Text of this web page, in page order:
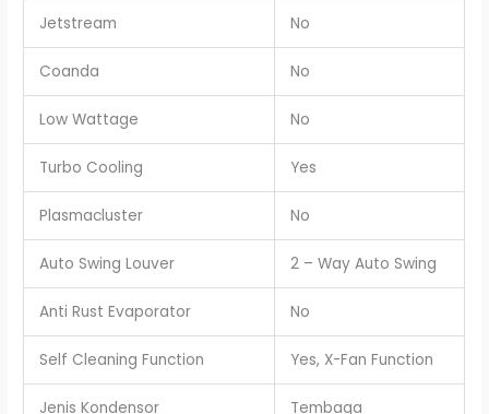
Jetstream No
Coanda No
Low Wattage No
Turbo Cooling Yes
Plasmacluster No
Auto Swing Louver 2 – Way Auto Swing
Anti Rust Evaporator No
Self Cleaning Function Yes, X-Fan Function
Jenis Kondensor Tembaga